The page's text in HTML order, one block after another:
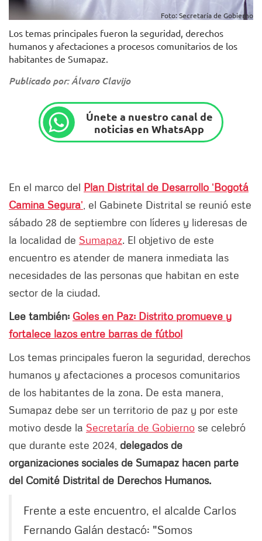
Foto: Secretaría de Gobierno
Los temas principales fueron la seguridad, derechos
humanos y afectaciones a procesos comunitarios de los
habitantes de Sumapaz.
Publicado por: Álvaro Clavijo
Únete a nuestro canal de
noticias en WhatsApp
En el marco del Plan Distrital de Desarrollo 'Bogotá
Camina Segura' , el Gabinete Distrital se reunió este
sábado 28 de septiembre con líderes y lideresas de
la localidad de Sumapaz. El objetivo de este
encuentro es atender de manera inmediata las
necesidades de las personas que habitan en este
sector de la ciudad.
Lee también: Goles en Paz: Distrito promueve y
fortalece lazos entre barras de fútbol
Los temas principales fueron la seguridad, derechos
humanos y afectaciones a procesos comunitarios
de los habitantes de la zona. De esta manera,
Sumapaz debe ser un territorio de paz y por este
motivo desde la Secretaría de Gobierno se celebró
que durante este 2024, delegados de
organizaciones sociales de Sumapaz hacen parte
del Comité Distrital de Derechos Humanos.
Frente a este encuentro, el alcalde Carlos
Fernando Galán destacó: "Somos